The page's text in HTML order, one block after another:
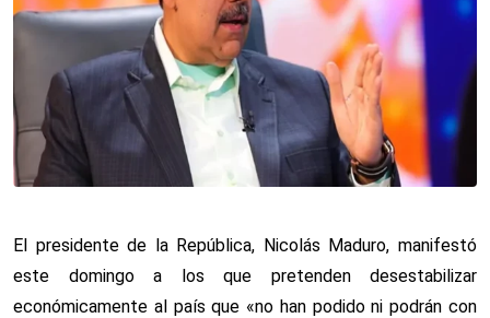
El presidente de la República, Nicolás Maduro, manifestó
este domingo a los que pretenden desestabilizar
económicamente al país que «no han podido ni podrán con